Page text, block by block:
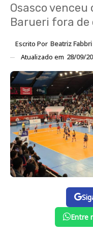
Osasco
Barueri fora de
Escrito Por Beatriz Fabbri
Atualizado em 28/09/
Entre